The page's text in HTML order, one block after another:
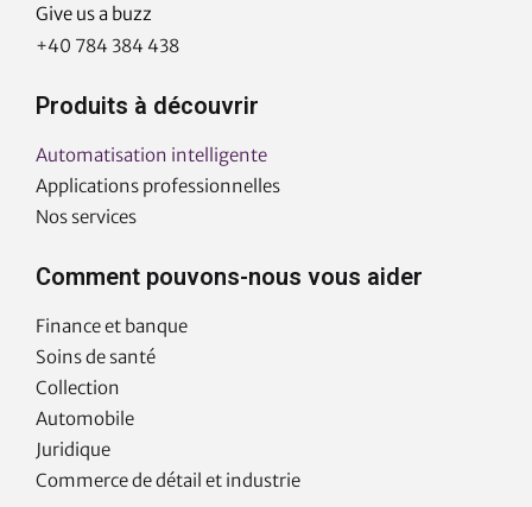
page
opens
new
window
page
opens
new
window
page
opens
new
window
opens
new
window
new
window
Give us a buzz
+40 784 384 438
Produits à découvrir
Automatisation intelligente
Applications professionnelles
Nos services
Comment pouvons-nous vous aider
Finance et banque
Soins de santé
Collection
Automobile
Juridique
Commerce de détail et industrie